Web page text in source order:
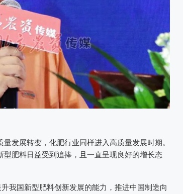
发展转变，化肥行业同样进入高质量发展时期。
肥料日益受到追捧，且一直呈现良好的增长态
我国新型肥料创新发展的能力，推进中国制造向